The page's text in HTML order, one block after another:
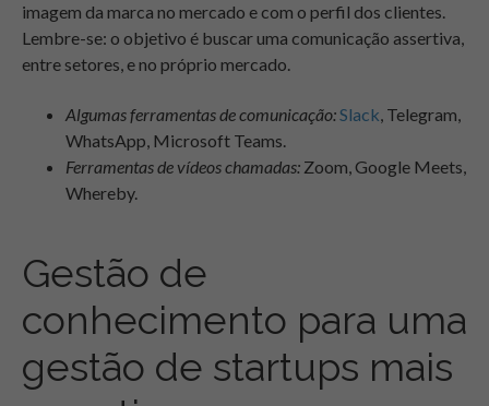
imagem da marca no mercado e com o perfil dos clientes.
Lembre-se: o objetivo é buscar uma comunicação assertiva,
entre setores, e no próprio mercado.
Algumas ferramentas de comunicação:Slack, Telegram,
WhatsApp, Microsoft Teams.
Ferramentas de vídeos chamadas: Zoom, Google Meets,
Whereby.
Gestão de
conhecimento para uma
gestão de startups mais